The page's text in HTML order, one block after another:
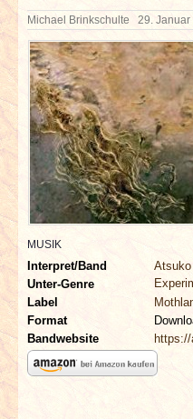
NEWS & DATES
BERICHTE
VERLOSUNGEN
INTERVIEWS
SPECIALS
REDAKTION
LINKS
ARCHIV
Michael Brinkschulte 29. Januar
MUSIK
Interpret/Band
Unter-Genre
Label
Format
Bandwebsite
https://